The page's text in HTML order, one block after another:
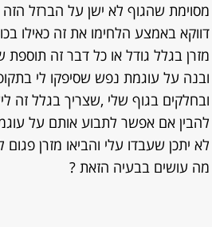
מסוימת שהגוף לא ישן על הברזל
דווקא באמצע הלחימו את זה כאילו
ובנה על עוגמת נפש שסיפקו לי
ובחלקים בגוף שלי ,שצריך בגלל זה
להבין אם אפשר לתבוע אותם על
לא יתכן שעבדו עלי והביאו מזרן
מה עושים בבעיה הזאת ?